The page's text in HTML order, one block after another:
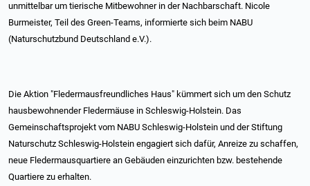
unmittelbar um tierische Mitbewohner in der Nachbarschaft. Nicole
Burmeister, Teil des Green-Teams, informierte sich beim NABU
(Naturschutzbund Deutschland e.V.).
Die Aktion "Fledermausfreundliches Haus" kümmert sich um den Schutz
hausbewohnender Fledermäuse in Schleswig-Holstein. Das
Gemeinschaftsprojekt vom NABU Schleswig-Holstein und der Stiftung
Naturschutz Schleswig-Holstein engagiert sich dafür, Anreize zu schaffen,
neue Fledermausquartiere an Gebäuden einzurichten bzw. bestehende
Quartiere zu erhalten.